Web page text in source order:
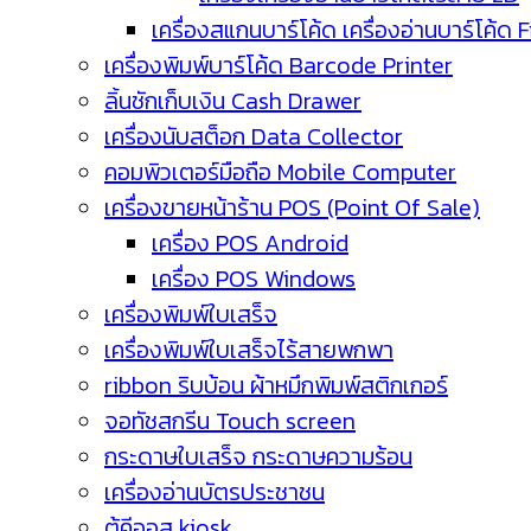
เครื่องสแกนบาร์โค้ด เครื่องอ่านบาร์โค้ด
เครื่องพิมพ์บาร์โค้ด Barcode Printer
ลิ้นชักเก็บเงิน Cash Drawer
เครื่องนับสต็อก Data Collector
คอมพิวเตอร์มือถือ Mobile Computer
เครื่องขายหน้าร้าน POS (Point Of Sale)
เครื่อง POS Android
เครื่อง POS Windows
เครื่องพิมพ์ใบเสร็จ
เครื่องพิมพ์ใบเสร็จไร้สายพกพา
ribbon ริบบ้อน ผ้าหมึกพิมพ์สติกเกอร์
จอทัชสกรีน Touch screen
กระดาษใบเสร็จ กระดาษความร้อน
เครื่องอ่านบัตรประชาชน